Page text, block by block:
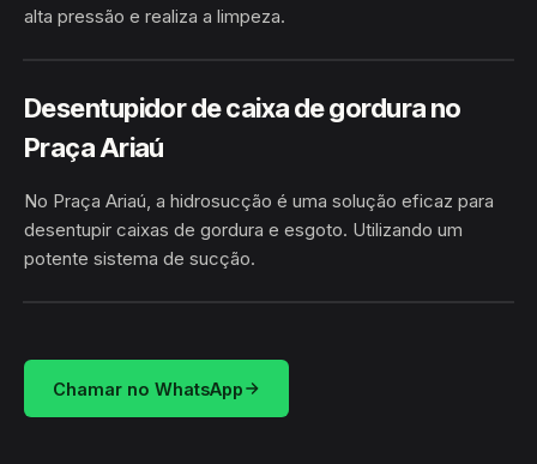
alta pressão e realiza a limpeza.
HIDROJATEAMENTO PRAÇA ARIAÚ · IRANDUBA/AM
Desentupidor de caixa de gordura no
Praça Ariaú
No Praça Ariaú, a hidrosucção é uma solução eficaz para
desentupir caixas de gordura e esgoto. Utilizando um
potente sistema de sucção.
HIDROSUCÇÃO
Chamar no WhatsApp